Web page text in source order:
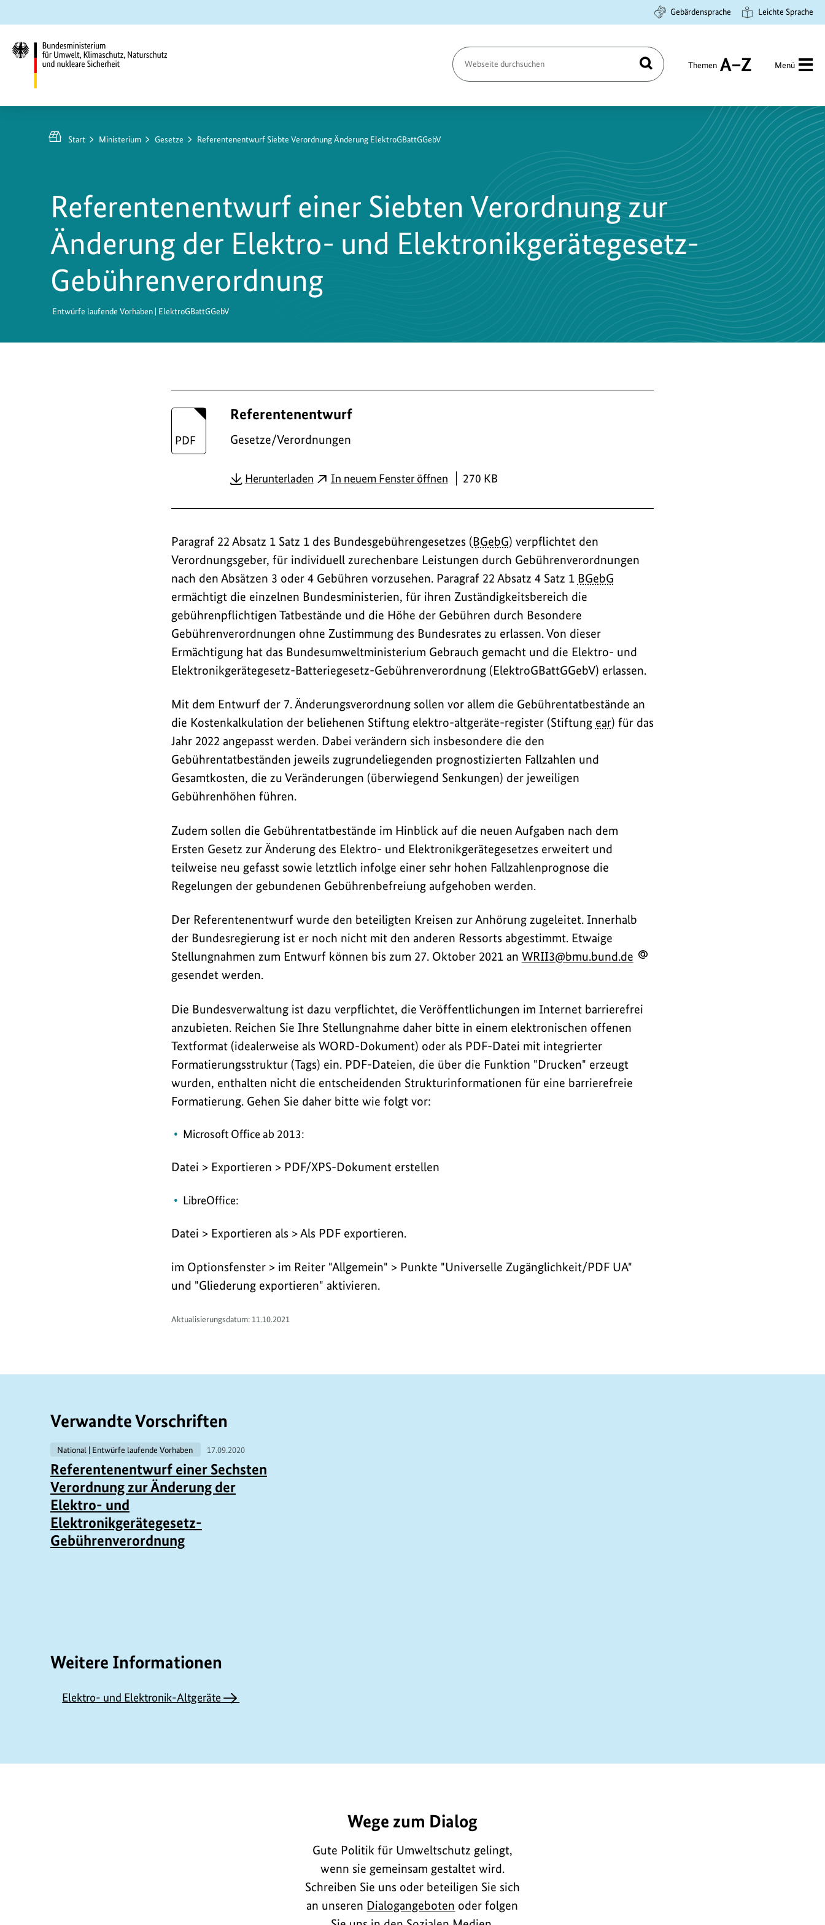
Hauptinhalt
springen
Suche
springen
Hauptnavigation
springen
Gebärdensprache Leichte Sprache
Umwelt,
Klimaschutz,
Sicherheit
Seite
durchsuchen
Suchen Themen
A
Menü
Start Ministerium Gesetze Referentenentwurf Siebte Verordnung Änderung ElektroGBattGGebV
Referentenentwurf einer Siebten Verordnung zur
Änderung der Elektro- und Elektronikgerätegesetz-
Gebührenverordnung
Entwürfe laufende Vorhaben | ElektroGBattGGebV
w
o
d
s
/
L
i
n
k
s
Referentenentwurf
Gesetze/Verordnungen
HerunterladenPDFIn neuem Fenster öffnen 270 KB
Paragraf 22 Absatz 1 Satz 1 des Bundesgebührengesetzes (BGebG) verpflichtet den
Verordnungsgeber, für individuell zurechenbare Leistungen durch Gebührenverordnungen
nach den Absätzen 3 oder 4 Gebühren vorzusehen. Paragraf 22 Absatz 4 Satz 1 BGebG
ermächtigt die einzelnen Bundesministerien, für ihren Zuständigkeitsbereich die
gebührenpflichtigen Tatbestände und die Höhe der Gebühren durch Besondere
Gebührenverordnungen ohne Zustimmung des Bundesrates zu erlassen. Von dieser
Ermächtigung hat das Bundesumweltministerium Gebrauch gemacht und die Elektro- und
Elektronikgerätegesetz-Batteriegesetz-Gebührenverordnung (ElektroGBattGGebV) erlassen.
Mit dem Entwurf der 7. Änderungsverordnung sollen vor allem die Gebührentatbestände an
die Kostenkalkulation der beliehenen Stiftung elektro-altgeräte-register (Stiftung ear) für das
Jahr 2022 angepasst werden. Dabei verändern sich insbesondere die den
Gebührentatbeständen jeweils zugrundeliegenden prognostizierten Fallzahlen und
Gesamtkosten, die zu Veränderungen (überwiegend Senkungen) der jeweiligen
Gebührenhöhen führen.
Zudem sollen die Gebührentatbestände im Hinblick auf die neuen Aufgaben nach dem
Ersten Gesetz zur Änderung des Elektro- und Elektronikgerätegesetzes erweitert und
teilweise neu gefasst sowie letztlich infolge einer sehr hohen Fallzahlenprognose die
Regelungen der gebundenen Gebührenbefreiung aufgehoben werden.
Der Referentenentwurf wurde den beteiligten Kreisen zur Anhörung zugeleitet. Innerhalb
der Bundesregierung ist er noch nicht mit den anderen Ressorts abgestimmt. Etwaige
Stellungnahmen zum Entwurf können bis zum 27. Oktober 2021 an WRII3@bmu.bund.de
gesendet werden.
Die Bundesverwaltung ist dazu verpflichtet, die Veröffentlichungen im Internet barrierefrei
anzubieten. Reichen Sie Ihre Stellungnahme daher bitte in einem elektronischen offenen
Textformat (idealerweise als WORD-Dokument) oder als PDF-Datei mit integrierter
Formatierungsstruktur (Tags) ein. PDF-Dateien, die über die Funktion "Drucken" erzeugt
wurden, enthalten nicht die entscheidenden Strukturinformationen für eine barrierefreie
Formatierung. Gehen Sie daher bitte wie folgt vor:
Microsoft Office ab 2013:
Datei > Exportieren > PDF/XPS-Dokument erstellen
LibreOffice:
Datei > Exportieren als > Als PDF exportieren.
im Optionsfenster > im Reiter "Allgemein" > Punkte "Universelle Zugänglichkeit/PDF UA"
und "Gliederung exportieren" aktivieren.
Aktualisierungsdatum: 11.10.2021
Verwandte Vorschriften
National | Entwürfe laufende Vorhaben 17.09.2020
Referentenentwurf einer Sechsten
Verordnung zur Änderung der
Elektro- und
Elektronikgerätegesetz-
Gebührenverordnung
Weitere Informationen
Elektro- und Elektronik-Altgeräte
Wege zum Dialog
Gute Politik für Umweltschutz gelingt,
wenn sie gemeinsam gestaltet wird.
Schreiben Sie uns oder beteiligen Sie sich
an unseren Dialogangeboten oder folgen